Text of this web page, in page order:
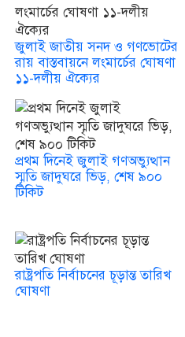
জুলাই জাতীয় সনদ ও গণভোটের
রায় বাস্তবায়নে লংমার্চের ঘোষণা
১১-দলীয় ঐক্যের
প্রথম দিনেই জুলাই গণঅভ্যুত্থান
স্মৃতি জাদুঘরে ভিড়, শেষ ৯০০
টিকিট
রাষ্ট্রপতি নির্বাচনের চূড়ান্ত তারিখ
ঘোষণা